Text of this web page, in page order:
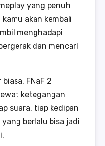
yang penuh
kamu akan kembali
menghadapi
dan mencari
FNaF 2
ketegangan
suara, tiap kedipan
berlalu bisa jadi